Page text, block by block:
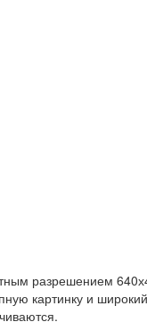
разрешением
картинку и